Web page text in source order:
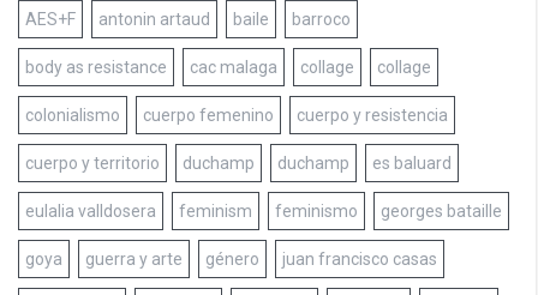
AES+F antonin artaud baile barroco
body as resistance cac malaga collage collage
colonialismo cuerpo femenino cuerpo y resistencia
cuerpo y territorio duchamp duchamp es baluard
eulalia valldosera feminism feminismo georges bataille
goya guerra y arte género juan francisco casas